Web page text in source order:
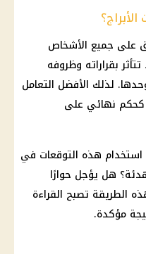
على جميع الأشخاص
بقراراته وظروفه
لذلك الأفضل التعامل
كحكم نهائي على
استخدام هذه التوقعات في
هل يؤجل حوارًا
الطريقة تصبح القراءة
مؤكدة.